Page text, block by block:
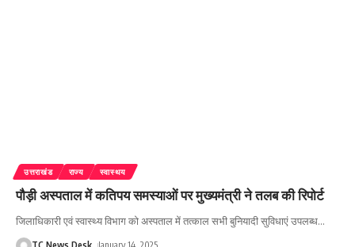
उत्तराखंड राज्य स्वास्थय
पौड़ी अस्पताल में कतिपय समस्याओं पर मुख्यमंत्री ने तलब की रिपोर्ट
जिलाधिकारी एवं स्वास्थ्य विभाग को अस्पताल में तत्काल सभी बुनियादी सुविधाएं उपलब्ध…